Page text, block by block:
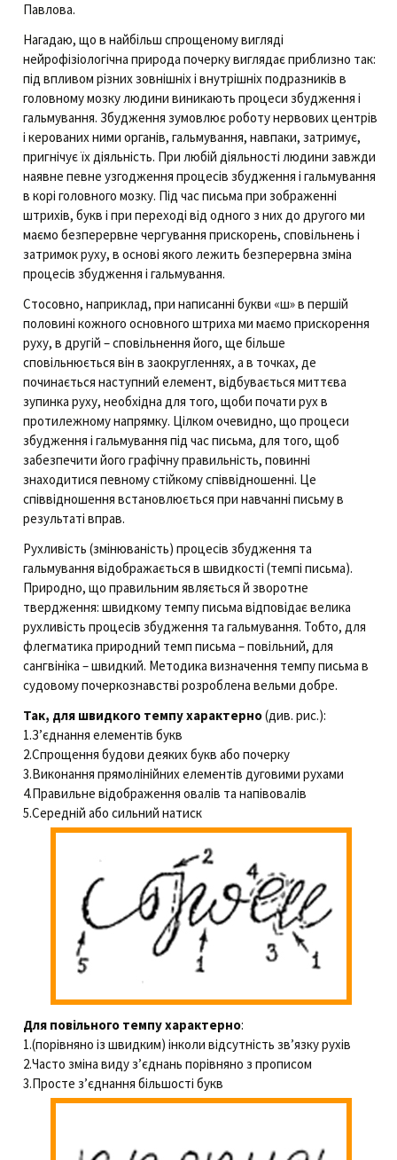
Павлова.
Нагадаю, що в найбільш спрощеному вигляді
нейрофізіологічна природа почерку виглядає приблизно так:
під впливом різних зовнішніх і внутрішніх подразників в
головному мозку людини виникають процеси збудження і
гальмування. Збудження зумовлює роботу нервових центрів
і керованих ними органів, гальмування, навпаки, затримує,
пригнічує їх діяльність. При любій діяльності людини завжди
наявне певне узгодження процесів збудження і гальмування
в корі головного мозку. Під час письма при зображенні
штрихів, букв і при переході від одного з них до другого ми
маємо безперервне чергування прискорень, сповільнень і
затримок руху, в основі якого лежить безперервна зміна
процесів збудження і гальмування.
Стосовно, наприклад, при написанні букви «ш» в першій
половині кожного основного штриха ми маємо прискорення
руху, в другій – сповільнення його, ще більше
сповільнюється він в заокругленнях, а в точках, де
починається наступний елемент, відбувається миттєва
зупинка руху, необхідна для того, щоби почати рух в
протилежному напрямку. Цілком очевидно, що процеси
збудження і гальмування під час письма, для того, щоб
забезпечити його графічну правильність, повинні
знаходитися певному стійкому співвідношенні. Це
співвідношення встановлюється при навчанні письму в
результаті вправ.
Рухливість (змінюваність) процесів збудження та
гальмування відображається в швидкості (темпі письма).
Природно, що правильним являється й зворотне
твердження: швидкому темпу письма відповідає велика
рухливість процесів збудження та гальмування. Тобто, для
флегматика природний темп письма – повільний, для
сангвініка – швидкий. Методика визначення темпу письма в
судовому почеркознавстві розроблена вельми добре.
Так, для швидкого темпу характерно(див. рис.):
1.З’єднання елементів букв
2.Спрощення будови деяких букв або почерку
3.Виконання прямолінійних елементів дуговими рухами
4.Правильне відображення овалів та напівовалів
5.Середній або сильний натиск
Для повільного темпу характерно:
1.(порівняно із швидким) інколи відсутність зв’язку рухів
2.Часто зміна виду з’єднань порівняно з прописом
3.Просте з’єднання більшості букв